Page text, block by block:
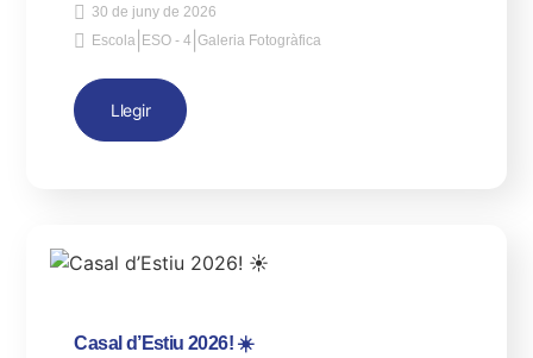
30 de juny de 2026
Escola ESO - 4 |Galeria Fotogràfica
Llegir
Casal d’Estiu 2026! ☀️